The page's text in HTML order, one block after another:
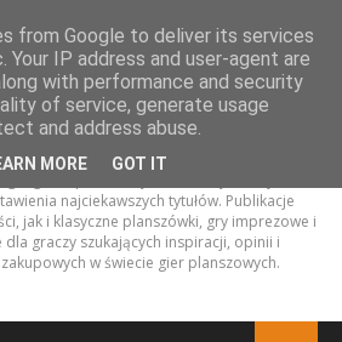
najciekawszych tytułów. Publikacje
jak i klasyczne planszówki, gry imprezowe i
dla graczy szukających inspiracji, opinii i
w świecie gier planszowych.
from Google to deliver its services
Your IP address and user-agent are
with performance and security
of service, generate usage
and address abuse.
MORE GOT IT